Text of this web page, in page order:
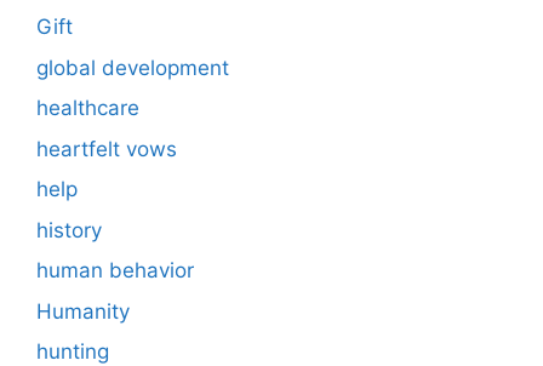
Gift
global development
healthcare
heartfelt vows
help
history
human behavior
Humanity
hunting